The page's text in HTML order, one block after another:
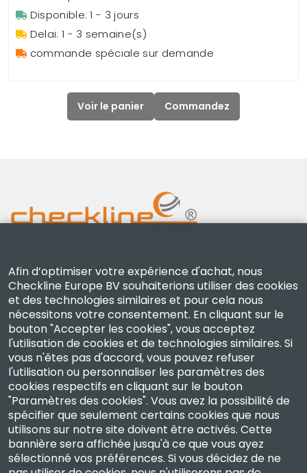
Disponible: 1 - 3 jours
Delai: 1 - 3 semaine(s)
commande spéciale sur demande
Voir le panier Commandez
Checkline Europe B.V. — spécialistes de la fourniture,
de l'étalonnage, de la certification et de la réparation
d'instruments de mesure de haute précision.
Entreprise
Compte
Nous Contacter
Afin d’optimiser votre expérience d'achat, nous
Checkline Europe BV souhaiterions utiliser des cookies
et des technologies similaires et pour cela nous
nécessitons votre consentement. En cliquant sur le
bouton "Accepter les cookies", vous acceptez
l'utilisation de cookies et de technologies similaires. Si
vous n'êtes pas d'accord, vous pouvez refuser
l'utilisation ou personnaliser les paramètres des
cookies respectifs en cliquant sur le bouton
"Paramètres des cookies". Vous avez la possibilité de
spécifier que seulement certains cookies que nous
utilisons sur notre site doivent être activés. Cette
bannière sera affichée jusqu'à ce que vous ayez
sélectionné vos préférences. Si vous décidez de ne